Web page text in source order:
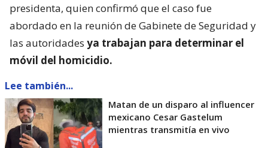
presidenta, quien confirmó que el caso fue
abordado en la reunión de Gabinete de Seguridad y
las autoridades ya trabajan para determinar el
móvil del homicidio.
Lee también...
Matan de un disparo al influencer
mexicano Cesar Gastelum
mientras transmitía en vivo